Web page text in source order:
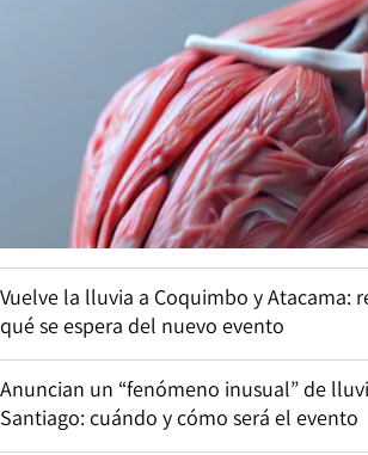
Vuelve la lluvia a Coquimbo y Atacama:
qué se espera del nuevo evento
Anuncian un “fenómeno inusual” de
Santiago: cuándo y cómo será el evento